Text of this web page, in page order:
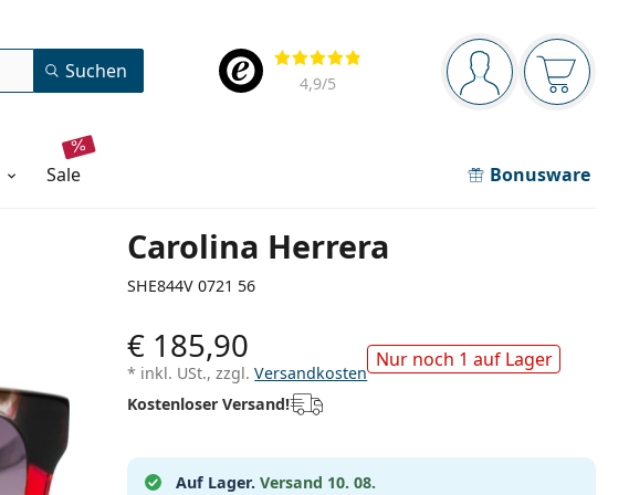
Navigationsleiste
Sie sind Der
Bewertung
4,9/5
Suchen
sale Bonusware
Carolina Herrera
SHE844V 0721 56
€ 185,90
* inkl. USt., zzgl.Versandkosten
Nur noch 1 auf Lager
Kostenloser Versand!
Auf Lager. Versand 10. 08.